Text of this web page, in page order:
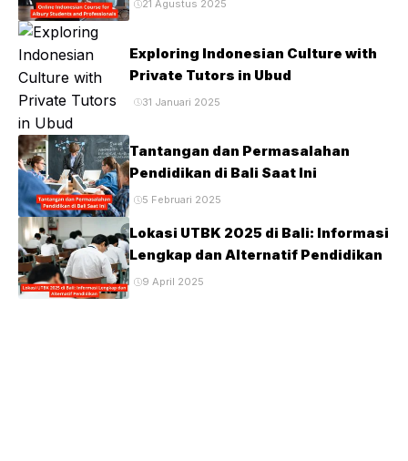
21 Agustus 2025
Exploring Indonesian Culture with
Private Tutors in Ubud
31 Januari 2025
Tantangan dan Permasalahan
Pendidikan di Bali Saat Ini
5 Februari 2025
Lokasi UTBK 2025 di Bali: Informasi
Lengkap dan Alternatif Pendidikan
9 April 2025